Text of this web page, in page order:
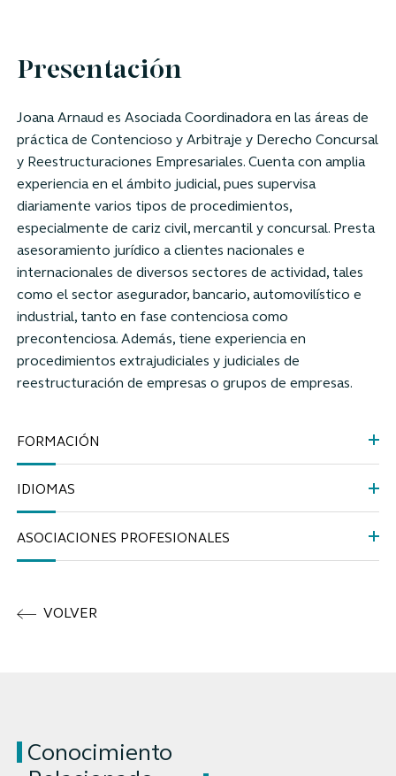
Presentación
Joana Arnaud es Asociada Coordinadora en las áreas de
práctica de Contencioso y Arbitraje y Derecho Concursal
y Reestructuraciones Empresariales. Cuenta con amplia
experiencia en el ámbito judicial, pues supervisa
diariamente varios tipos de procedimientos,
especialmente de cariz civil, mercantil y concursal. Presta
asesoramiento jurídico a clientes nacionales e
internacionales de diversos sectores de actividad, tales
como el sector asegurador, bancario, automovilístico e
industrial, tanto en fase contenciosa como
precontenciosa. Además, tiene experiencia en
procedimientos extrajudiciales y judiciales de
reestructuración de empresas o grupos de empresas.
FORMACIÓN
IDIOMAS
ASOCIACIONES PROFESIONALES
VOLVER
Conocimiento